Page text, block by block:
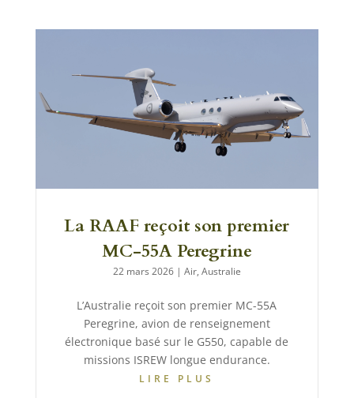
La RAAF reçoit son premier
MC-55A Peregrine
22 mars 2026| Air, Australie
L’Australie reçoit son premier MC-55A
Peregrine, avion de renseignement
électronique basé sur le G550, capable de
missions ISREW longue endurance.
LIRE PLUS